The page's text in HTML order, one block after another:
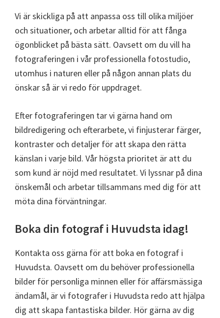
Vi är skickliga på att anpassa oss till olika miljöer
och situationer, och arbetar alltid för att fånga
ögonblicket på bästa sätt. Oavsett om du vill ha
fotograferingen i vår professionella fotostudio,
utomhus i naturen eller på någon annan plats du
önskar så är vi redo för uppdraget.
Efter fotograferingen tar vi gärna hand om
bildredigering och efterarbete, vi finjusterar färger,
kontraster och detaljer för att skapa den rätta
känslan i varje bild. Vår högsta prioritet är att du
som kund är nöjd med resultatet. Vi lyssnar på dina
önskemål och arbetar tillsammans med dig för att
möta dina förväntningar.
Boka din fotograf i Huvudsta idag!
Kontakta oss gärna för att boka en fotograf i
Huvudsta. Oavsett om du behöver professionella
bilder för personliga minnen eller för affärsmässiga
ändamål, är vi fotografer i Huvudsta redo att hjälpa
dig att skapa fantastiska bilder. Hör gärna av dig